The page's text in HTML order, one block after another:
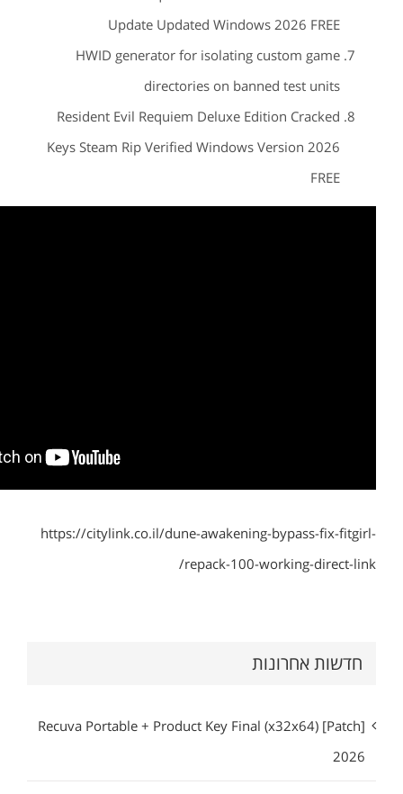
Update Updated Windows 2026 FREE
HWID generator for isolating custom game
directories on banned test units
Resident Evil Requiem Deluxe Edition Cracked
Keys Steam Rip Verified Windows Version 2026
FREE
https://citylink.co.il/dune-awakening-bypass-fix-fitgirl-
repack-100-working-direct-link/
חדשות אחרונות
Recuva Portable + Product Key Final (x32x64) [Patch]
2026